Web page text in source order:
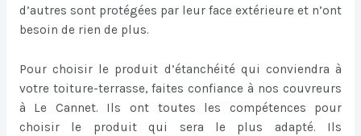
d’autres sont protégées par leur face extérieure et n’ont
besoin de rien de plus.
Pour choisir le produit d’étanchéité qui conviendra à
votre toiture-terrasse, faites confiance à nos couvreurs
à Le Cannet. Ils ont toutes les compétences pour
choisir le produit qui sera le plus adapté. Ils